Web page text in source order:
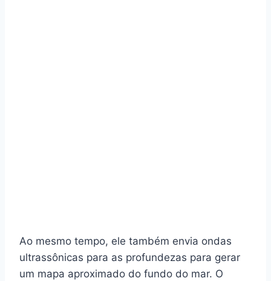
Ao mesmo tempo, ele também envia ondas
ultrassônicas para as profundezas para gerar
um mapa aproximado do fundo do mar. O